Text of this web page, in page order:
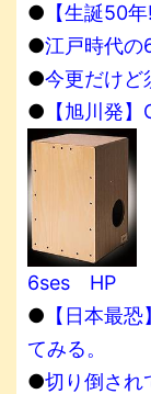
● 【生誕50
●江戸時代の
●今更だけど
● 【旭川発
6ses HP
● 【日本最
てみる。
●切り倒され